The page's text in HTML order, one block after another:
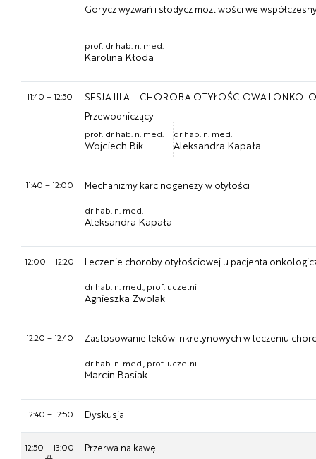
Gorycz wyzwań i słodycz możliwości we
prof. dr hab. n. med.
Karolina Kłoda
11:40 – 12:50
SESJA III A – CHOROBA OTYŁOŚCIOWA I
Przewodniczący
prof. dr hab. n. med.
Wojciech Bik
dr hab. n. med.
Aleksandra Kapała
11:40 – 12:00 Mechanizmy karcinogenezy w otyłości
dr hab. n. med.
Aleksandra Kapała
12:00 – 12:20 Leczenie choroby otyłościowej u pacjenta
dr hab. n. med., prof. uczelni
Agnieszka Zwolak
12:20 – 12:40 Zastosowanie leków inkretynowych w leczeniu
dr hab. n. med., prof. uczelni
Marcin Basiak
12:40 – 12:50 Dyskusja
12:50 – 13:00 Przerwa na kawę